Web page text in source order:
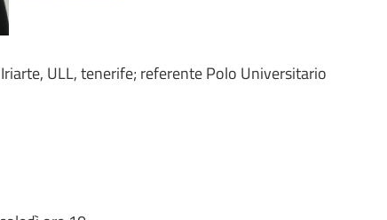
ULL, tenerife; referente Polo Universitario